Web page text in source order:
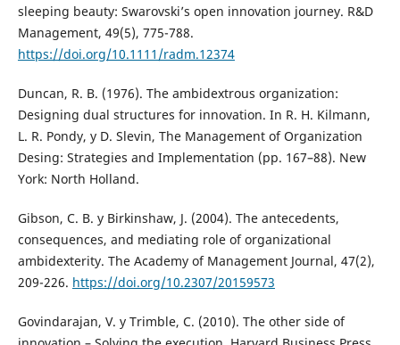
sleeping beauty: Swarovski’s open innovation journey. R&D
Management, 49(5), 775-788.
https://doi.org/10.1111/radm.12374
Duncan, R. B. (1976). The ambidextrous organization:
Designing dual structures for innovation. In R. H. Kilmann,
L. R. Pondy, y D. Slevin, The Management of Organization
Desing: Strategies and Implementation (pp. 167–88). New
York: North Holland.
Gibson, C. B. y Birkinshaw, J. (2004). The antecedents,
consequences, and mediating role of organizational
ambidexterity. The Academy of Management Journal, 47(2),
209-226. https://doi.org/10.2307/20159573
Govindarajan, V. y Trimble, C. (2010). The other side of